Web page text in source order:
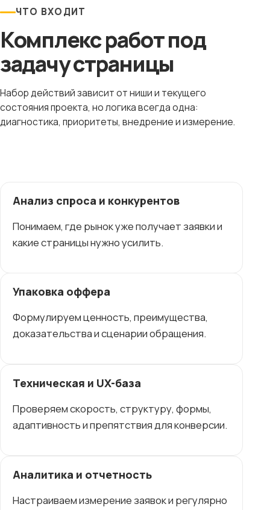
ЧТО ВХОДИТ
Комплекс работ под
задачу страницы
Набор действий зависит от ниши и текущего
состояния проекта, но логика всегда одна:
диагностика, приоритеты, внедрение и измерение.
Анализ спроса и конкурентов
Понимаем, где рынок уже получает заявки и
какие страницы нужно усилить.
Упаковка оффера
Формулируем ценность, преимущества,
доказательства и сценарии обращения.
Техническая и UX-база
Проверяем скорость, структуру, формы,
адаптивность и препятствия для конверсии.
Аналитика и отчетность
Настраиваем измерение заявок и регулярно